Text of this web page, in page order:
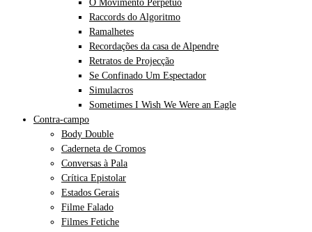
O Movimento Perpétuo
Raccords do Algoritmo
Ramalhetes
Recordações da casa de Alpendre
Retratos de Projecção
Se Confinado Um Espectador
Simulacros
Sometimes I Wish We Were an Eagle
Contra-campo
Body Double
Caderneta de Cromos
Conversas à Pala
Crítica Epistolar
Estados Gerais
Filme Falado
Filmes Fetiche